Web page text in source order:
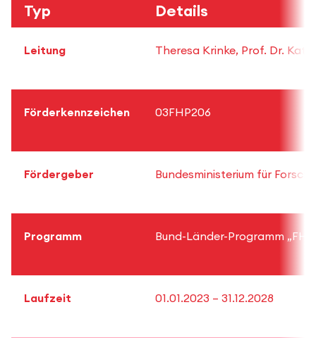
Typ Details
Leitung Theresa Krinke, Prof. Dr.
Förderkennzeichen 03FHP206
Fördergeber Bundesministerium für
Programm Bund-Länder-Programm „FH-
Laufzeit 01.01.2023 – 31.12.2028